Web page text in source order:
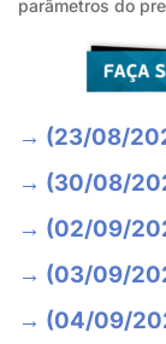
parâmetros do
→ (23/08/
→ (30/08/
→ (02/09/
→ (03/09/
→ (04/09/